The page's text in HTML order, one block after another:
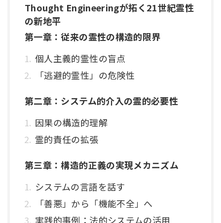
Thought Engineeringが拓く21世紀霊性
の新地平
第一章：従来の霊性の構造的限界
個人主義的霊性の盲点
「逃避的霊性」の危険性
第二章：システム的介入の霊的必要性
因果の構造的理解
霊的責任の拡張
第三章：構造的正義の実現メカニズム
システムの言語を話す
「善悪」から「機能不全」へ
実践的事例：法的システムの活用